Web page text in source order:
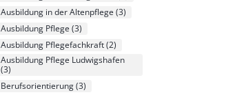
Ausbildung in der Altenpflege (3)
Ausbildung Pflege (3)
Ausbildung Pflegefachkraft(2)
Ausbildung Pflege Ludwigshafen
(3)
Berufsorientierung(3)